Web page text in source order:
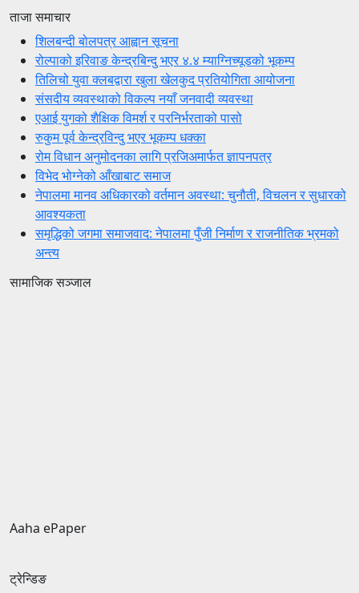
ताजा समाचार
शिलबन्दी बोलपत्र आह्वान सूचना
रोल्पाको इरिवाङ केन्द्रबिन्दु भएर ४.४ म्याग्निच्यूडको भूकम्प
तिलिचो युवा क्लबद्वारा खुला खेलकुद प्रतियोगिता आयोजना
संसदीय व्यवस्थाको विकल्प नयाँ जनवादी व्यवस्था
एआई युगको शैक्षिक विमर्श र परनिर्भरताको पासो
रुकुम पूर्व केन्द्रविन्दु भएर भूकम्प धक्का
रोम विधान अनुमोदनका लागि प्रजिअमार्फत ज्ञापनपत्र
विभेद भोग्नेको आँखाबाट समाज
नेपालमा मानव अधिकारको वर्तमान अवस्था: चुनौती, विचलन र सुधारको
आवश्यकता
समृद्धिको जगमा समाजवाद: नेपालमा पुँजी निर्माण र राजनीतिक भ्रमको
अन्त्य
सामाजिक सञ्जाल
Aaha ePaper
ट्रेन्डिङ